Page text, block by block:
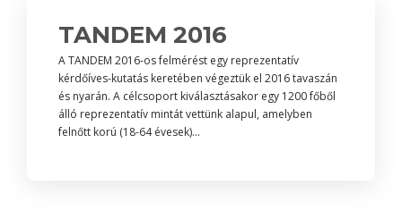
TANDEM 2016
A TANDEM 2016-os felmérést egy reprezentatív
kérdőíves-kutatás keretében végeztük el 2016 tavaszán
és nyarán. A célcsoport kiválasztásakor egy 1200 főből
álló reprezentatív mintát vettünk alapul, amelyben
felnőtt korú (18-64 évesek)...